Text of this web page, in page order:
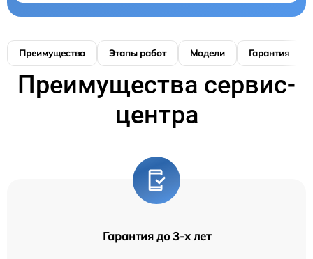
Преимущества Этапы работ Модели Гарантия
Преимущества сервис-
центра
Гарантия до 3-х лет